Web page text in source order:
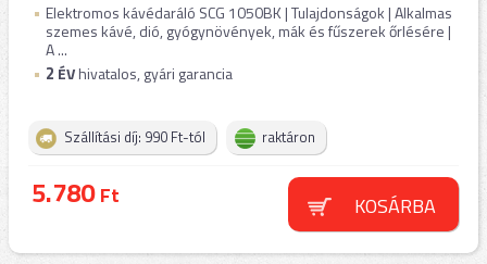
Elektromos kávédaráló SCG 1050BK | Tulajdonságok | Alkalmas
szemes kávé, dió, gyógynövények, mák és fűszerek őrlésére |
A ...
2 ÉVhivatalos, gyári garancia
Szállítási díj: 990 Ft-tól raktáron
5.780Ft KOSÁRBA